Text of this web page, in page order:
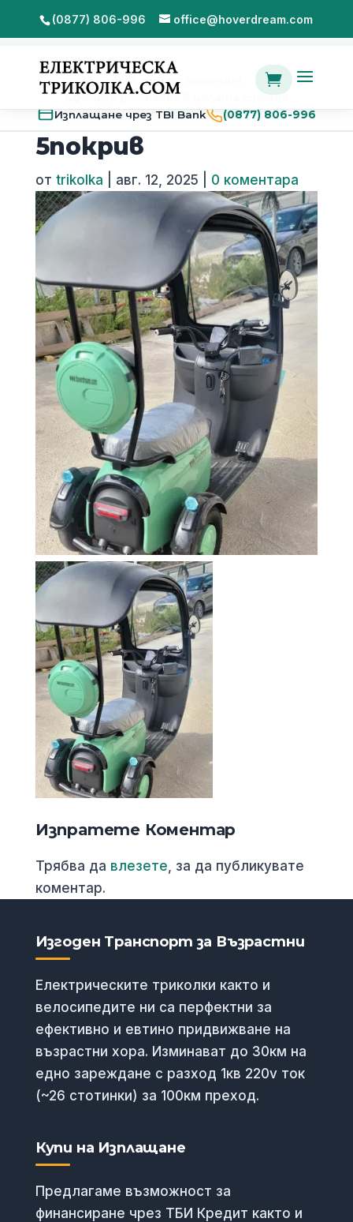
(0877) 806-996 office@hoverdream.com

2 години гаранция
Бърза доставка в цялата страна
Изплащане чрез TBI Bank
(0877) 806-996
5покрив
от trikolka авг. 12, 2025 0 коментара
Изпратете Коментар
Трябва да влезете , за да публикувате
коментар.
Изгоден Транспорт за Възрастни
Електрическите триколки както и
велосипедите ни са перфектни за
ефективно и евтино придвижване на
възрастни хора. Изминават до 30км на
едно зареждане с разход 1кв 220v ток
(~26 стотинки) за 100км преход.
Купи на Изплащане
Предлагаме възможност за
финансиране чрез ТБИ Кредит както и